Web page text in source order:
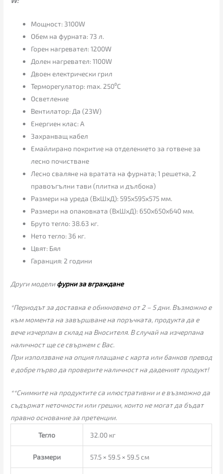
Мощност: 3100W
Обем на фурната: 73 л.
Горен нагревател: 1200W
Долен нагревател: 1100W
Двоен електрически грил
Терморегулатор: max. 250⁰C
Осветление
Вентилатор: Да (23W)
Енергиен клас: А
Захранващ кабел
Емайлирано покритие на отделението за готвене за
лесно почистване
Лесно сваляне на вратата на фурната; 1 решетка, 2
правоъгълни тави (плитка и дълбока)
Размери на уреда (ВxШxД): 595x595x575 мм.
Размери на опаковката (ВxШxД): 650x650x640 мм.
Бруто тегло: 38.63 кг.
Нето тегло: 36 кг.
Цвят: Бял
Гаранция: 2 години
Други моделифурни за вграждане
*Периодът за доставка е обикновено от 2 – 5 дни. Възможно е
към момента на завършване на поръчката, продукта да е
вече изчерпан в склад на Вносителя. В случай на изчерпана
наличност ще се свържем с Вас.
При използване на опция плащане с карта или банков превод
е добре първо да проверите наличност на даденият продукт!
**Снимките на продуктите са илюстративни и е възможно да
съдържат неточности или грешки, които не могат да бъдат
правно основание за претенции.
Тегло 32.00 кг
Размери 57.5 × 59.5 × 59.5 см